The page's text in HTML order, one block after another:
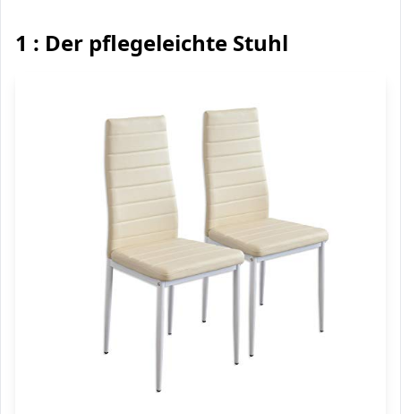
1 : Der pflegeleichte Stuhl